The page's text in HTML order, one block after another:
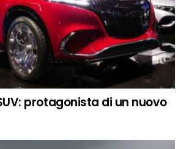
protagonista di un nuovo